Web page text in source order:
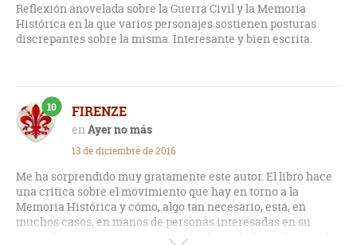
Reflexión anovelada sobre la Guerra Civil y la Memoria
Histórica en la que varios personajes sostienen posturas
discrepantes sobre la misma. Interesante y bien escrita.
FIRENZE
Ayer no más
10
13 de diciembre de 2016
Me ha sorprendido muy gratamente este autor. El libro hace
una crítica sobre el movimiento que hay en torno a la
Memoria Histórica y cómo, algo tan necesario, está, en
muchos casos, en manos de personas interesadas en su
propio lucro y no en que se conozca la verdad y se de paz a los